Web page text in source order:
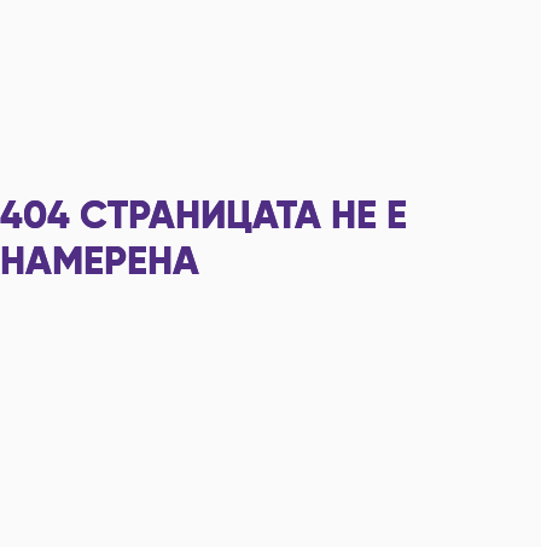
404 СТРАНИЦАТА НЕ Е
НАМЕРЕНА